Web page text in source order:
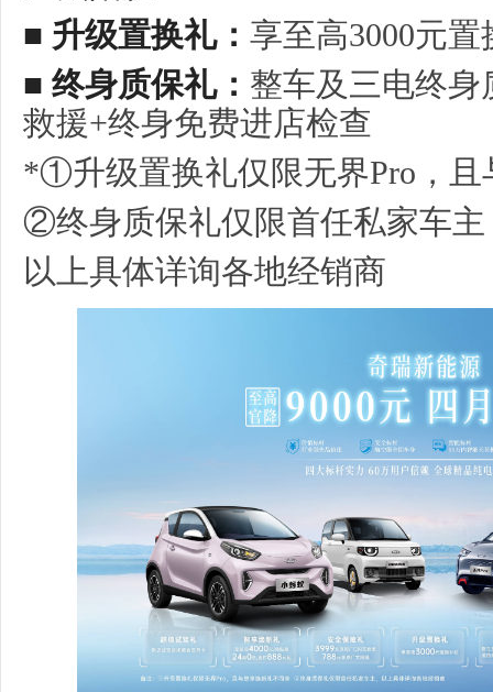
■ 升级置换礼： 享至高3000元置
■ 终身质保礼： 整车及三电终身
救援+终身免费进店检查
*①升级置换礼仅限无界Pro，且
②终身质保礼仅限首任私家车主
以上具体详询各地经销商